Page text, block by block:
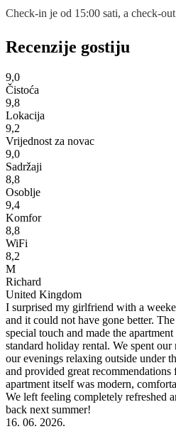
Check-in je od 15:00 sati, a check-
Recenzije gostiju
9,0
Čistoća
9,8
Lokacija
9,2
Vrijednost za novac
9,0
Sadržaji
8,8
Osoblje
9,4
Komfor
8,8
WiFi
8,2
M
Richard
United Kingdom
I surprised my girlfriend with a
and it could not have gone better.
special touch and made the
standard holiday rental. We spent
our evenings relaxing outside under
and provided great recommendations
apartment itself was modern,
We left feeling completely refreshed
back next summer!
16. 06. 2026.